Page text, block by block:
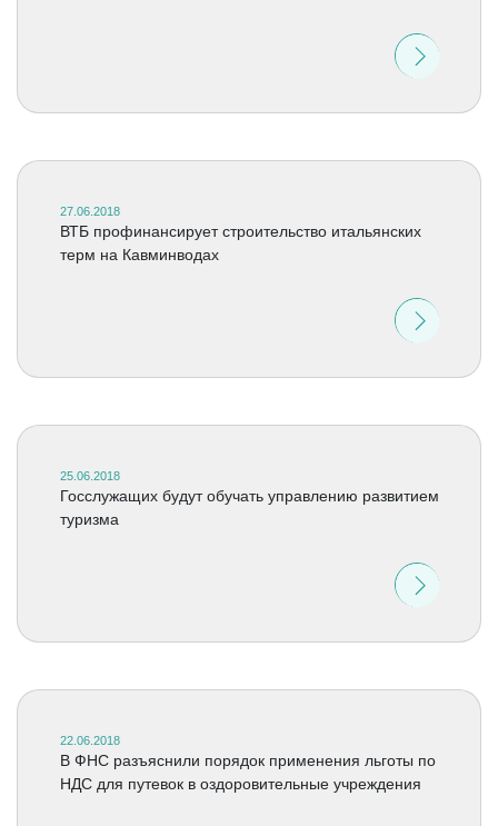
27.06.2018
ВТБ профинансирует строительство итальянских
терм на Кавминводах
25.06.2018
Госслужащих будут обучать управлению развитием
туризма
22.06.2018
В ФНС разъяснили порядок применения льготы по
НДС для путевок в оздоровительные учреждения